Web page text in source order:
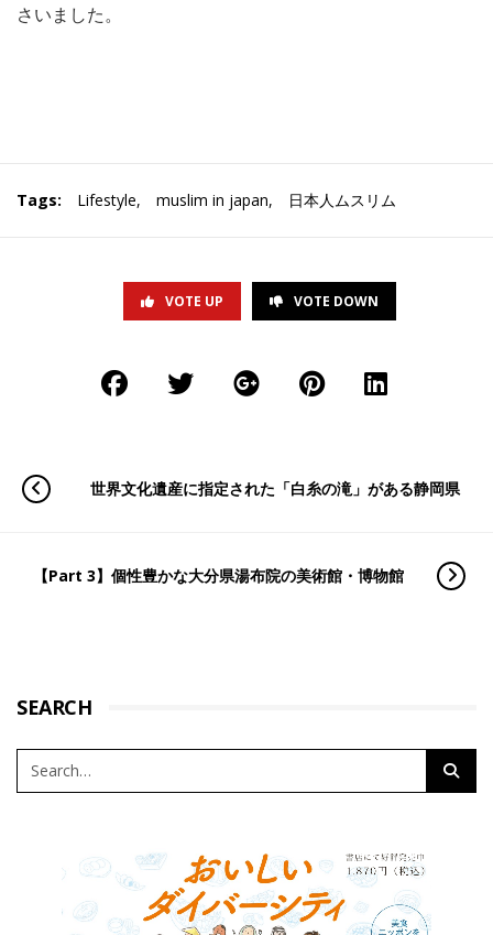
さいました。
Tags: Lifestyle, muslim in japan, 日本人ムスリム
VOTE UP VOTE DOWN
世界文化遺産に指定された「白糸の滝」がある静岡県
【Part 3】個性豊かな大分県湯布院の美術館・博物館
SEARCH